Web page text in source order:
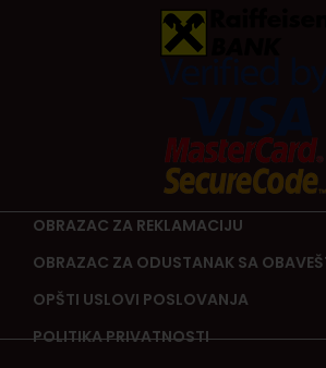
OBRAZAC ZA REKLAMACIJU
OBRAZAC ZA ODUSTANAK SA
OPŠTI USLOVI POSLOVANJA
POLITIKA PRIVATNOSTI